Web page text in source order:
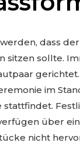
dass der
sitzen sollte.
im
über
nicht